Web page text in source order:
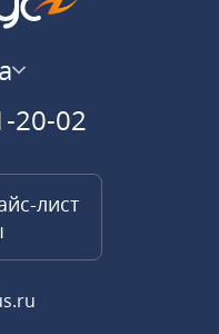
20-02
лист